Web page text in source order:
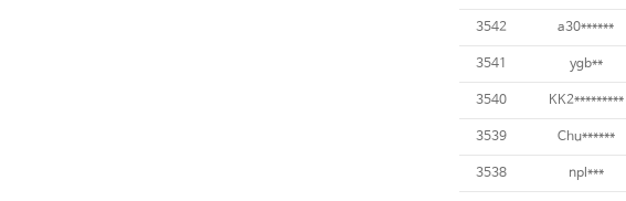
3542 a30******
3541 ygb**
3540 KK2*********
3539 Chu******
3538 npl***